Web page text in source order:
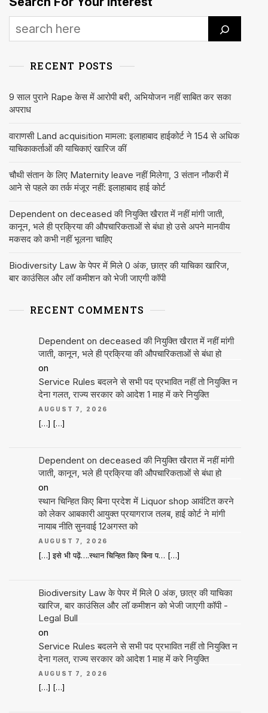
RECENT POSTS
9 साल पुराने Rape केस में आरोपी बरी, अभियोजन नहीं साबित कर सका
अपराध
वाराणसी Land acquisition मामला: इलाहाबाद हाईकोर्ट ने 154 से अधिक
याचिकाकर्ताओं की याचिकाएं खारिज कीं
चौथी संतान के लिए Maternity leave नहीं मिलेगा, 3 संतान नौकरी में
आने से पहले का तर्क मंजूर नहीं: इलाहाबाद हाई कोर्ट
Dependent on deceased की नियुक्ति खैरात में नहीं मांगी जाती,
कानून, भले ही प्रक्रिया की औपचारिकताओं से बंधा हो उसे अपने मानवीय
मकसद को कभी नहीं भूलना चाहिए
Biodiversity Law के पेपर में मिले 0 अंक, छात्र की याचिका खारिज,
बार काउंसिल और लॉ कमीशन को भेजी जाएगी कॉपी
RECENT COMMENTS
Dependent on deceased की नियुक्ति खैरात में नहीं मांगी
जाती, कानून, भले ही प्रक्रिया की औपचारिकताओं से बंधा हो
on
Service Rules बदलने से सभी पद प्रभावित नहीं तो नियुक्ति न
देना गलत, राज्य सरकार को आदेश 1 माह में करे नियुक्ति
AUGUST 7, 2026
[…] […]
Dependent on deceased की नियुक्ति खैरात में नहीं मांगी
जाती, कानून, भले ही प्रक्रिया की औपचारिकताओं से बंधा हो
on
स्थान चिन्हित किए बिना प्रदेश में Liquor shop आवंटित करने
को लेकर आबकारी आयुक्त प्रयागराज तलब, हाई कोर्ट ने मांगी
नायाब नीति सुनवाई 12अगस्त को
AUGUST 7, 2026
[…] इसे भी पढ़ें….स्थान चिन्हित किए बिना प… […]
Biodiversity Law के पेपर में मिले 0 अंक, छात्र की याचिका
खारिज, बार काउंसिल और लॉ कमीशन को भेजी जाएगी कॉपी -
Legal Bull
on
Service Rules बदलने से सभी पद प्रभावित नहीं तो नियुक्ति न
देना गलत, राज्य सरकार को आदेश 1 माह में करे नियुक्ति
AUGUST 7, 2026
[…] […]